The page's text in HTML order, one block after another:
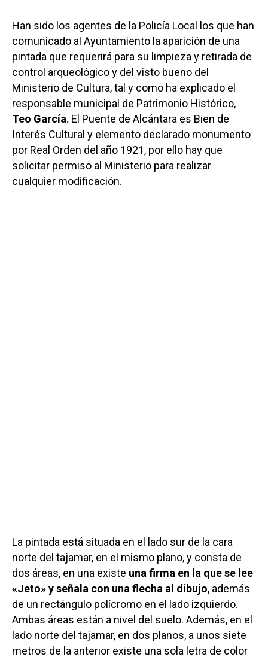
Han sido los agentes de la Policía Local los que han
comunicado al Ayuntamiento la aparición de una
pintada que requerirá para su limpieza y retirada de
control arqueológico y del visto bueno del
Ministerio de Cultura, tal y como ha explicado el
responsable municipal de Patrimonio Histórico,
Teo García. El Puente de Alcántara es Bien de
Interés Cultural y elemento declarado monumento
por Real Orden del año 1921, por ello hay que
solicitar permiso al Ministerio para realizar
cualquier modificación.
La pintada está situada en el lado sur de la cara
norte del tajamar, en el mismo plano, y consta de
dos áreas, en una existe una firma en la que se lee
«Jeto» y señala con una flecha al dibujo, además
de un rectángulo polícromo en el lado izquierdo.
Ambas áreas están a nivel del suelo. Además, en el
lado norte del tajamar, en dos planos, a unos siete
metros de la anterior existe una sola letra de color